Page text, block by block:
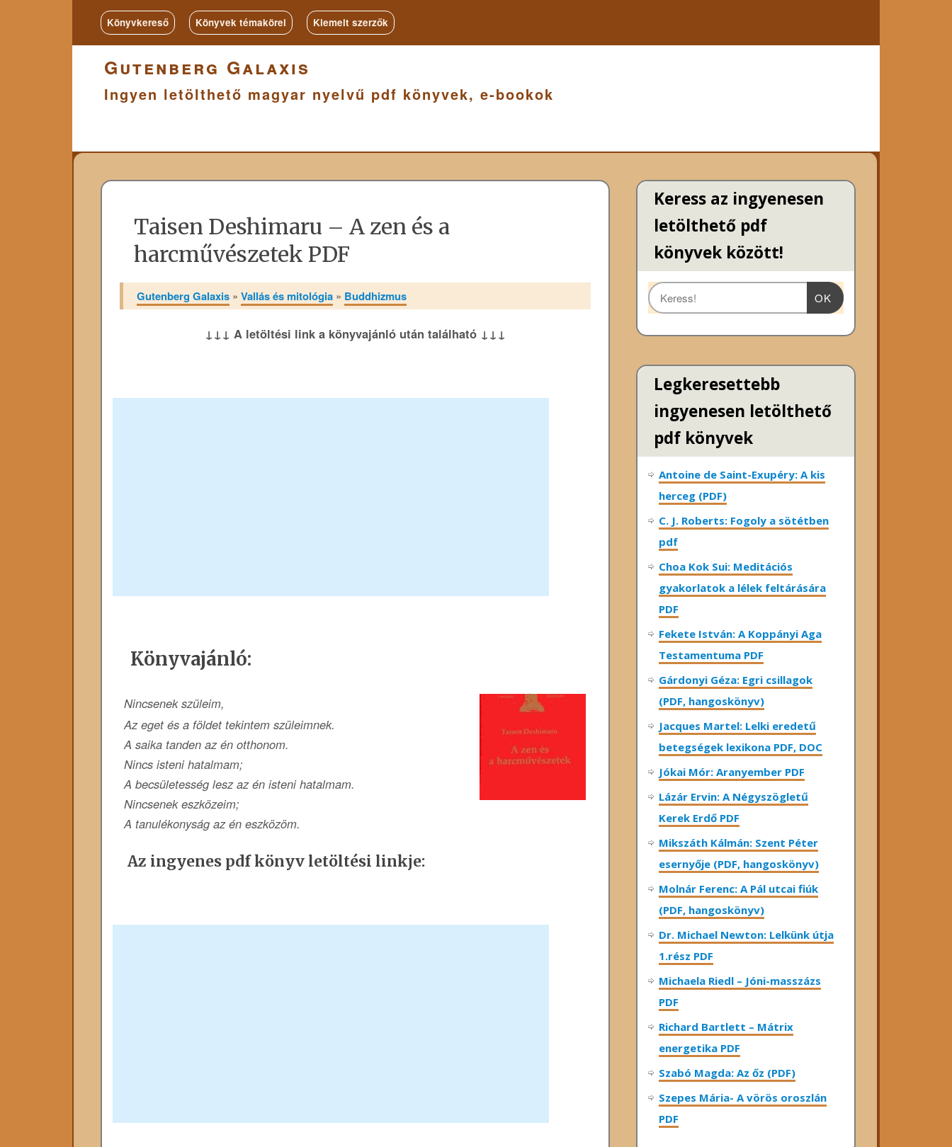
Könyvkereső Könyvek témakörei Kiemelt szerzők
Gutenberg Galaxis
Ingyen letölthető magyar nyelvű pdf könyvek, e-bookok
Taisen Deshimaru – A zen és a
harcművészetek PDF
Gutenberg Galaxis »Vallás és mitológia » Buddhizmus
↓↓↓ A letöltési link a könyvajánló után található ↓↓↓
Könyvajánló:
Nincsenek szüleim,
Az eget és a földet tekintem szüleimnek.
A saika tanden az én otthonom.
Nincs isteni hatalmam;
A becsületesség lesz az én isteni hatalmam.
Nincsenek eszközeim;
A tanulékonyság az én eszközöm.
Az ingyenes pdf könyv letöltési linkje:
Keress az ingyenesen
letölthető pdf
könyvek között!
OK
Legkeresettebb
ingyenesen letölthető
pdf könyvek
Antoine de Saint-Exupéry: A kis
herceg (PDF)
C. J. Roberts: Fogoly a sötétben
pdf
Choa Kok Sui: Meditációs
gyakorlatok a lélek feltárására
PDF
Fekete István: A Koppányi Aga
Testamentuma PDF
Gárdonyi Géza: Egri csillagok
(PDF, hangoskönyv)
Jacques Martel: Lelki eredetű
betegségek lexikona PDF, DOC
Jókai Mór: Aranyember PDF
Lázár Ervin: A Négyszögletű
Kerek Erdő PDF
Mikszáth Kálmán: Szent Péter
esernyője (PDF, hangoskönyv)
Molnár Ferenc: A Pál utcai fiúk
(PDF, hangoskönyv)
Dr. Michael Newton: Lelkünk útja
1.rész PDF
Michaela Riedl – Jóni-masszázs
PDF
Richard Bartlett – Mátrix
energetika PDF
Szabó Magda: Az őz (PDF)
Szepes Mária- A vörös oroszlán
PDF